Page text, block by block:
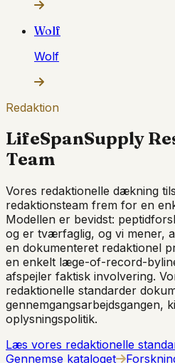
Wolf
Wolf
Redaktion
LifeSpanSupply
Team
Vores redaktionelle dækning
redaktionsteam frem for en
Modellen er bevidst:
og er tværfaglig, og vi mener,
en dokumenteret redaktionel
en enkelt læge-of-record-
afspejler faktisk involvering.
redaktionelle standarder
gennemgangsarbejdsgangen,
oplysningspolitik.
Læs vores redaktionelle
Gennemse kataloget